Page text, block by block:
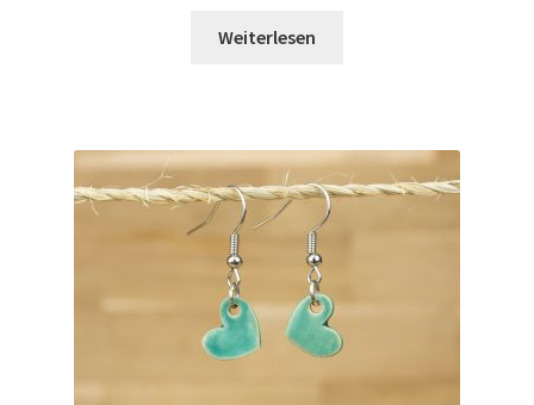
Weiterlesen